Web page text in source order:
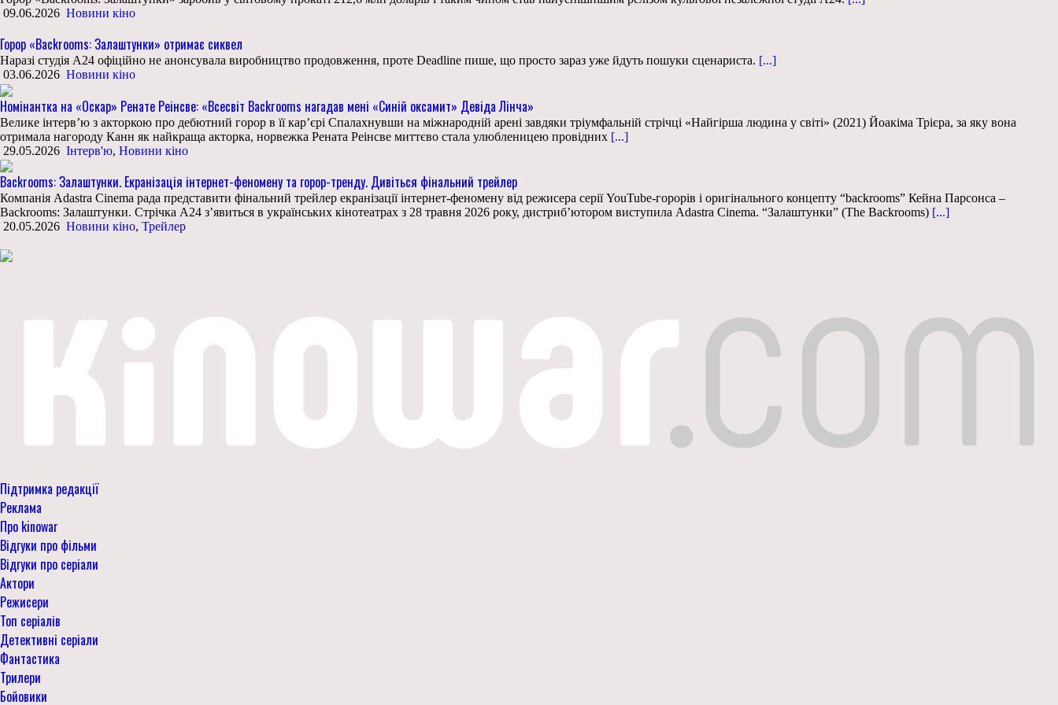
09.06.2026 Новини кіно
Горор «Backrooms: Залаштунки» отримає сиквел
Наразі студія А24 офіційно не анонсувала виробництво продовження, проте Deadline пише, що просто зараз уже йдуть пошуки сценариста. [...]
03.06.2026 Новини кіно
Номінантка на «Оскар» Ренате Реінсве: «Всесвіт Backrooms нагадав мені «Синій оксамит» Девіда Лінча»
Велике інтерв’ю з акторкою про дебютний горор в її кар’єрі Спалахнувши на міжнародній арені завдяки тріумфальній стрічці «Найгірша людина у світі» (2021) Йоакіма Трієра, за яку вона
отримала нагороду Канн як найкраща акторка, норвежка Рената Реінсве миттєво стала улюбленицею провідних [...]
29.05.2026 Інтерв'ю, Новини кіно
Backrooms: Залаштунки. Екранізація інтернет-феномену та горор-тренду. Дивіться фінальний трейлер
Компанія Adastra Cinema рада представити фінальний трейлер екранізації інтернет-феномену від режисера серії YouTube-горорів і оригінального концепту “backrooms” Кейна Парсонса –
Backrooms: Залаштунки. Стрічка А24 з’явиться в українських кінотеатрах з 28 травня 2026 року, дистриб’ютором виступила Adastra Cinema. “Залаштунки” (The Backrooms) [...]
20.05.2026 Новини кіно, Трейлер
Підтримка редакції
Реклама
Про kinowar
Відгуки про фільми
Відгуки про серіали
Актори
Режисери
Топ серіалів
Детективні серіали
Фантастика
Трилери
Бойовики